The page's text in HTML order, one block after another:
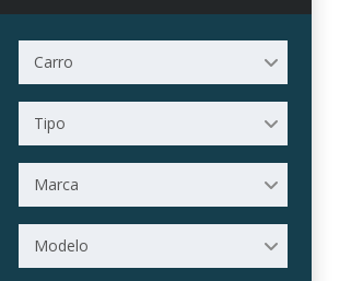
Carro
Tipo
Marca
Modelo